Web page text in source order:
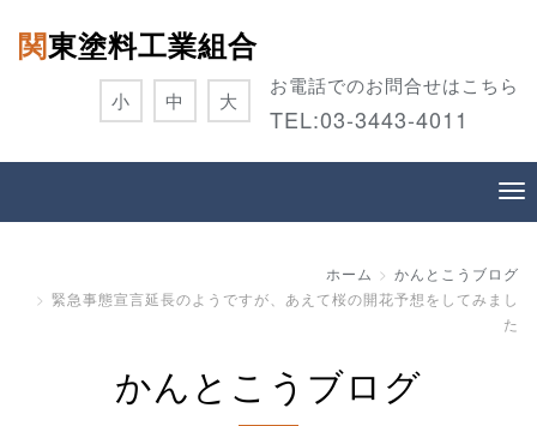
関東塗料工業組合
お電話でのお問合せはこちら
TEL:03-3443-4011
小 中 大
ホーム
かんとこうブログ
緊急事態宣言延長のようですが、あえて桜の開花予想をしてみまし
た
かんとこうブログ